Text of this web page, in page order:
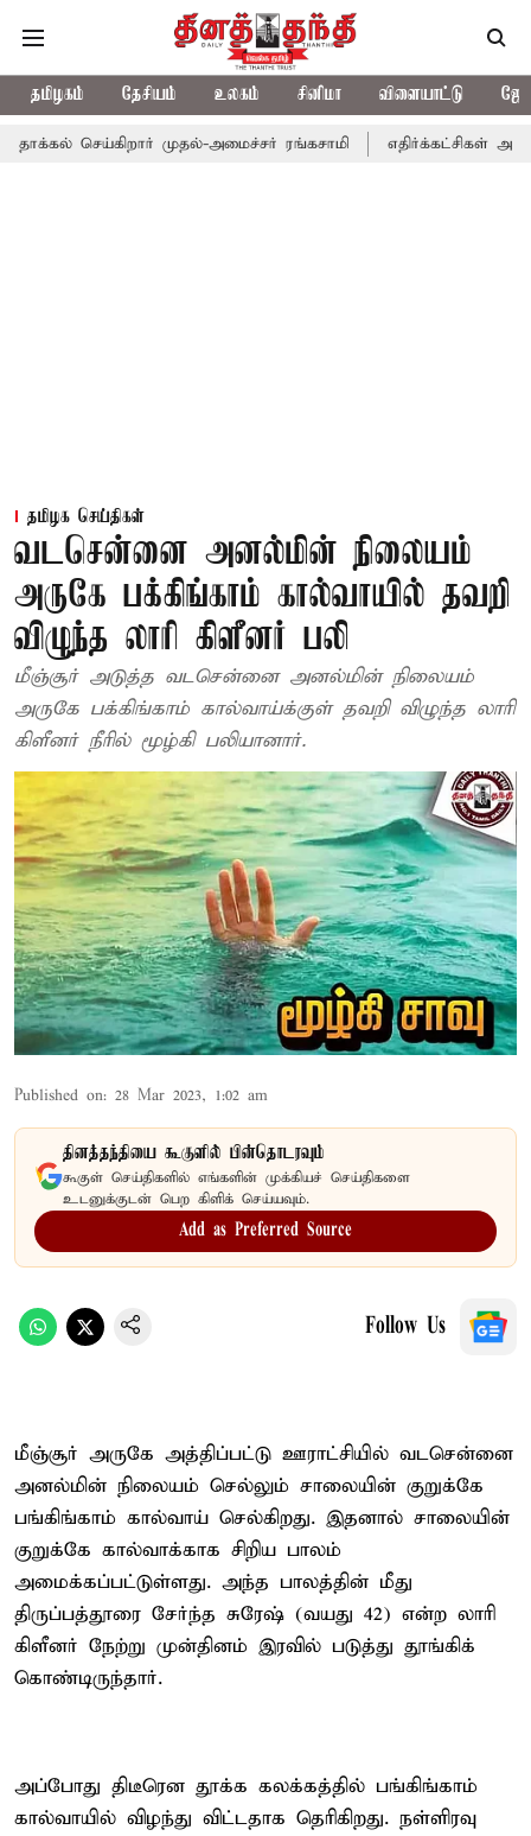
தமிழகம் தேசியம் உலகம் சினிமா விளையாட்டு
முதல்-அமைச்சர் ரங்கசாமி எதிர்க்கட்சிகள் அமளி:
தமிழக செய்திகள்
வடசென்னை அனல்மின் நிலையம்
அருகே பக்கிங்காம் கால்வாயில் தவறி
விழுந்த லாரி கிளீனர் பலி
மீஞ்சூர் அடுத்த வடசென்னை அனல்மின் நிலையம்
அருகே பக்கிங்காம் கால்வாய்க்குள் தவறி விழுந்த லாரி
கிளீனர் நீரில் மூழ்கி பலியானார்.
Published on: 28 Mar 2023, 1:02 am
தினத்தந்தியை கூகுளில் பின்தொடரவும்
கூகுள் செய்திகளில் எங்களின் முக்கியச் செய்திகளை
உடனுக்குடன் பெற கிளிக் செய்யவும்.
Add as Preferred Source
Follow Us
மீஞ்சூர் அருகே அத்திப்பட்டு ஊராட்சியில் வடசென்னை
அனல்மின் நிலையம் செல்லும் சாலையின் குறுக்கே
பங்கிங்காம் கால்வாய் செல்கிறது. இதனால் சாலையின்
குறுக்கே கால்வாக்காக சிறிய பாலம்
அமைக்கப்பட்டுள்ளது. அந்த பாலத்தின் மீது
திருப்பத்தூரை சேர்ந்த சுரேஷ் (வயது 42) என்ற லாரி
கிளீனர் நேற்று முன்தினம் இரவில் படுத்து தூங்கிக்
கொண்டிருந்தார்.
அப்போது திடீரென தூக்க கலக்கத்தில் பங்கிங்காம்
கால்வாயில் விழந்து விட்டதாக தெரிகிறது. நள்ளிரவு